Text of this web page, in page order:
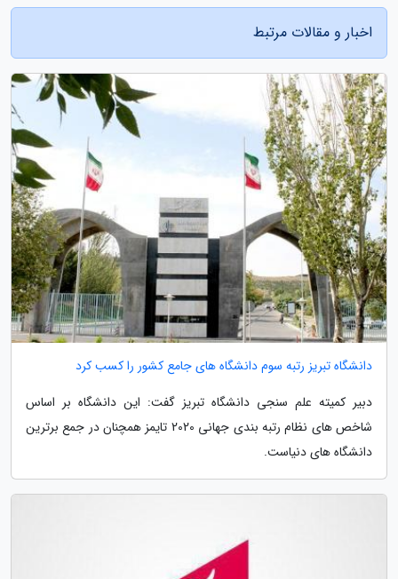
اخبار و مقالات مرتبط
دانشگاه تبریز رتبه سوم دانشگاه های جامع کشور را کسب کرد
دبیر کمیته علم سنجی دانشگاه تبریز گفت: این دانشگاه بر اساس
شاخص های نظام رتبه بندی جهانی 2020 تایمز همچنان در جمع برترین
دانشگاه های دنیاست.